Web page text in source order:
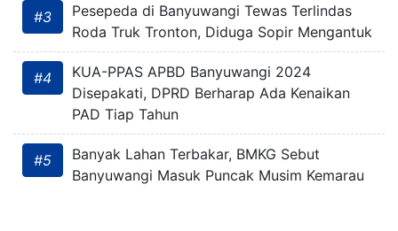
#3
Pesepeda di Banyuwangi Tewas Terlindas
Roda Truk Tronton, Diduga Sopir Mengantuk
#4
KUA-PPAS APBD Banyuwangi 2024
Disepakati, DPRD Berharap Ada Kenaikan
PAD Tiap Tahun
#5
Banyak Lahan Terbakar, BMKG Sebut
Banyuwangi Masuk Puncak Musim Kemarau